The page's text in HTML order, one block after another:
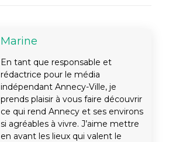
Marine
En tant que responsable et
rédactrice pour le média
indépendant Annecy-Ville, je
prends plaisir à vous faire découvrir
ce qui rend Annecy et ses environs
si agréables à vivre. J’aime mettre
en avant les lieux qui valent le